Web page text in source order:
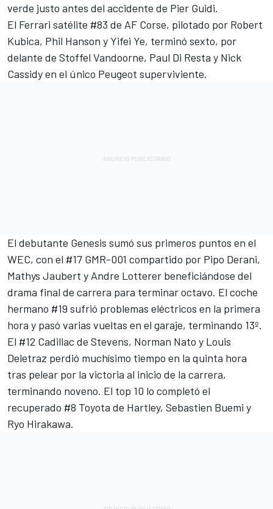
verde justo antes del accidente de Pier Guidi.
El Ferrari satélite #83 de AF Corse, pilotado por Robert
Kubica, Phil Hanson y Yifei Ye, terminó sexto, por
delante de Stoffel Vandoorne, Paul Di Resta y Nick
Cassidy en el único Peugeot superviviente.
El debutante Genesis sumó sus primeros puntos en el
WEC, con el #17 GMR-001 compartido por Pipo Derani,
Mathys Jaubert y Andre Lotterer beneficiándose del
drama final de carrera para terminar octavo. El coche
hermano #19 sufrió problemas eléctricos en la primera
hora y pasó varias vueltas en el garaje, terminando 13º.
El #12 Cadillac de Stevens, Norman Nato y Louis
Deletraz perdió muchísimo tiempo en la quinta hora
tras pelear por la victoria al inicio de la carrera,
terminando noveno. El top 10 lo completó el
recuperado #8 Toyota de Hartley, Sebastien Buemi y
Ryo Hirakawa.